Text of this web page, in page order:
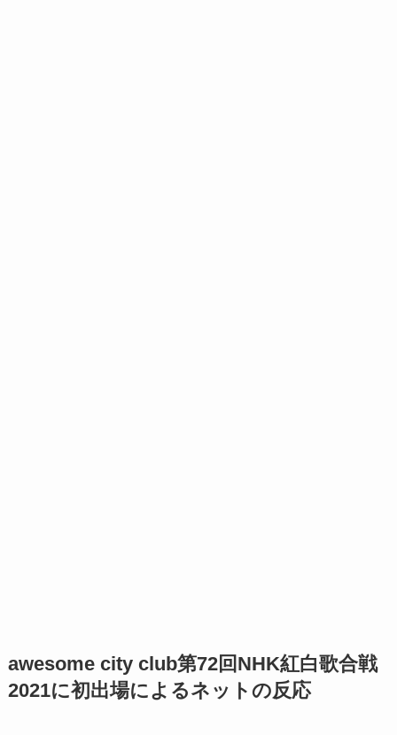
awesome city club第72回NHK紅白歌合戦
2021に初出場によるネットの反応